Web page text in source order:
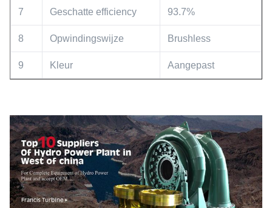
7 Geschatte efficiency 93.7%
8 Opwindingswijze Brushless
9 Kleur Aangepast